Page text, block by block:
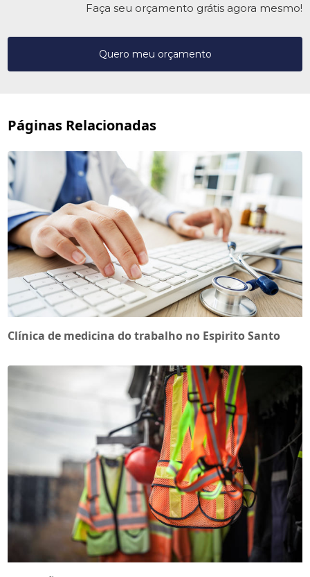
Faça seu orçamento grátis agora mesmo!
Quero meu orçamento
Páginas Relacionadas
Clínica de medicina do trabalho no Espirito Santo